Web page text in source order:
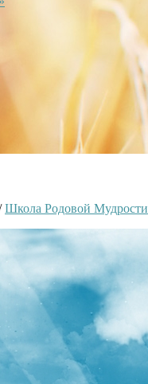
Школа Родовой Мудрости